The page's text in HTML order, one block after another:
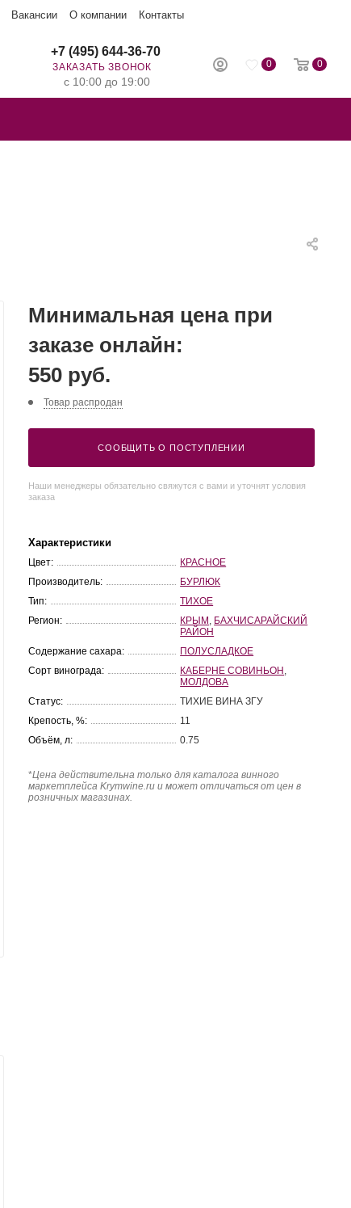
Вакансии О компании Контакты
0 0
+7 (495) 644-36-70
ЗАКАЗАТЬ ЗВОНОК
с 10:00 до 19:00
Минимальная цена при
заказе онлайн:
550 руб.
Товар распродан
СООБЩИТЬ О ПОСТУПЛЕНИИ
Наши менеджеры обязательно свяжутся с вами и уточнят условия
заказа
Характеристики
Цвет:
КРАСНОЕ
Производитель:
БУРЛЮК
Тип:
ТИХОЕ
Регион:
КРЫМ БАХЧИСАРАЙСКИЙ
РАЙОН
Содержание сахара:
ПОЛУСЛАДКОЕ
Сорт винограда:
КАБЕРНЕ СОВИНЬОН
МОЛДОВА
Статус:
ТИХИЕ ВИНА ЗГУ
Крепость, %:
11
Объём, л:
0.75
*Цена действительна только для каталога винного
маркетплейса Krymwine.ru и может отличаться от цен в
розничных магазинах.